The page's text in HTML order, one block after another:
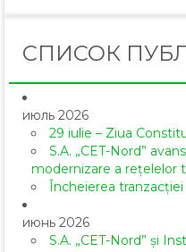
СПИСОК
июль 2026
29 iulie – Ziua
S.A. „CET-Nord”
modernizare a rețelelor
Încheierea
июнь 2026
S.A. „CET-Nord” și